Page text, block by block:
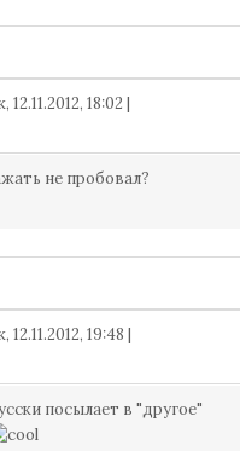
18:02 |
не пробовал?
19:48 |
посылает в "другое"